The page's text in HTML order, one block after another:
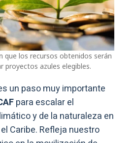
que los recursos obtenidos serán
proyectos azules elegibles.
un paso muy importante
para escalar el
y de la naturaleza en
Caribe. Refleja nuestro